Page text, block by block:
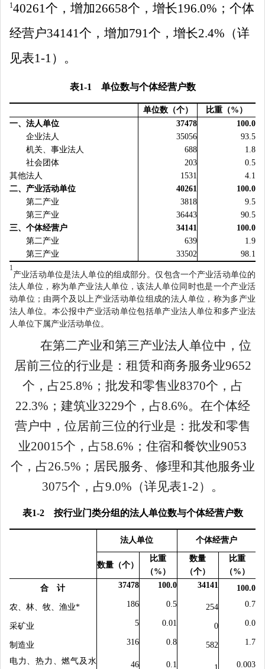
140261个，增加26658个，增长196.0% ；个体
经营户34141个，增加791个，增长2.4% （详
见表1-1 ）。
表1-1 单位数与个体经营户数
单位数（个） 比重（% ）
一、法人单位
37478
100.0
企业法人
35056
93.5
机关、事业法人
688
1.8
社会团体
203
0.5
其他法人
1531
4.1
二、产业活动单位
40261
100.0
第二产业
3818
9.5
第三产业
36443
90.5
三、个体经营户
34141
100.0
第二产业
639
1.9
第三产业
33502 98.1
1
产业活动单位是法人单位的组成部分。仅包含一个产业活动单位的
法人单位，称为单产业法人单位，该法人单位同时也是一个产业活
动单位；由两个及以上产业活动单位组成的法人单位，称为多产业
法人单位。本公报中产业活动单位包括单产业法人单位和多产业法
人单位下属产业活动单位。
在第二产业和第三产业法人单位中，位
居前三位的行业是： 租赁和商务服务业9652
个，占25.8% ； 批发和零售业8370个，占
22.3% ； 建筑业3229个，占8.6%。在个体经
营户中，位居前三位的行业是： 批发和零售
业20015个，占58.6% ；住宿和餐饮业9053
个，占26.5% ；居民服务、修理和其他服务业
3075个，占9.0% （详见表1-2） 。
表1-2按行业门类分组的法人单位数与个体经营户数
法人单位 个体经营户
数量（个）
比重
（% ）
数量
（个）
比重
（% ）
合 计
37478 100.0 34141 100.0
农、林、牧、渔业* 186 0.5 254 0.7
采矿业 5 0.01 0 0.0
制造业 316 0.8 582 1.7
电力、热力、燃气及水
46 0.1 0.003